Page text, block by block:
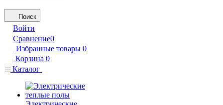
Поиск
Войти
Сравнение0
Избранные товары 0
Корзина 0
Каталог